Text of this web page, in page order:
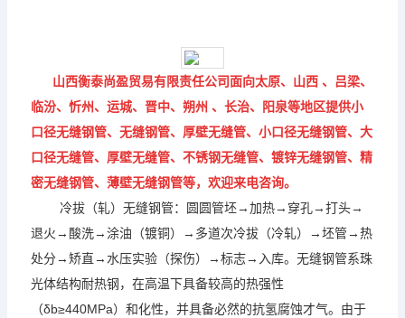
山西衡泰尚盈贸易有限责任公司面向太原、山西 、吕梁、
临汾、忻州、运城、晋中、朔州 、长治、阳泉等地区提供小
口径无缝钢管、无缝钢管、厚壁无缝管、小口径无缝钢管、大
口径无缝管、厚壁无缝管、不锈钢无缝管、镀锌无缝钢管、精
密无缝钢管、薄壁无缝钢管等，欢迎来电咨询。
冷拔（轧）无缝钢管：圆圆管坯→加热→穿孔→打头→
退火→酸洗→涂油（镀铜）→多道次冷拔（冷轧）→坯管→热
处分→矫直→水压实验（探伤）→标志→入库。无缝钢管系珠
光体结构耐热钢，在高温下具备较高的热强性
（δb≥440MPa）和化性，并具备必然的抗氢腐蚀才气。由于